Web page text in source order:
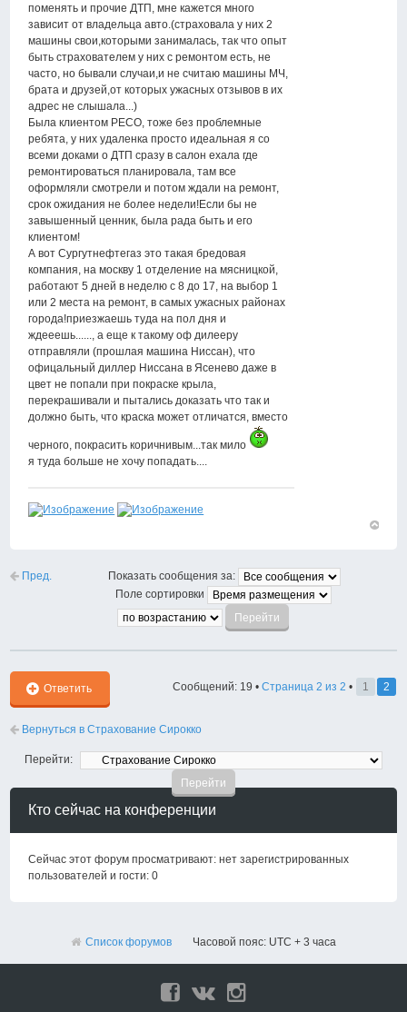
поменять и прочие ДТП, мне кажется много
зависит от владельца авто.(страховала у них 2
машины свои,которыми занималась, так что опыт
быть страхователем у них с ремонтом есть, не
часто, но бывали случаи,и не считаю машины МЧ,
брата и друзей,от которых ужасных отзывов в их
адрес не слышала...)
Была клиентом РЕСО, тоже без проблемные
ребята, у них удаленка просто идеальная я со
всеми доками о ДТП сразу в салон ехала где
ремонтироваться планировала, там все
оформляли смотрели и потом ждали на ремонт,
срок ожидания не более недели!Если бы не
завышенный ценник, была рада быть и его
клиентом!
А вот Сургутнефтегаз это такая бредовая
компания, на москву 1 отделение на мясницкой,
работают 5 дней в неделю с 8 до 17, на выбор 1
или 2 места на ремонт, в самых ужасных районах
города!приезжаешь туда на пол дня и
ждееешь......, а еще к такому оф дилееру
отправляли (прошлая машина Ниссан), что
офицальный диллер Ниссана в Ясенево даже в
цвет не попали при покраске крыла,
перекрашивали и пытались доказать что так и
должно быть, что краска может отличатся, вместо
черного, покрасить коричнивым...так мило
я туда больше не хочу попадать....
Пред.
Показать сообщения за:
Поле сортировки
Ответить Сообщений: 19 • Страница 2 из 2 • 1 2
Вернуться в Страхование Сирокко
Перейти:
Кто сейчас на конференции
Сейчас этот форум просматривают: нет зарегистрированных
пользователей и гости: 0
Список форумов Часовой пояс: UTC + 3 часа